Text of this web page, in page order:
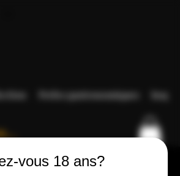
vous 18 ans?
Perles gastronomiques